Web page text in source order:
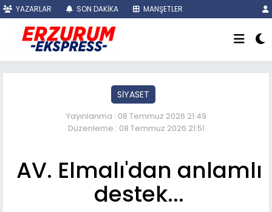
YAZARLAR SON DAKİKA MANŞETLER
SİYASET
Yayınlanma : 08 Temmuz 2026 21:49
Düzenleme : 08 Temmuz 2026 21:51
AV. Elmalı'dan anlamlı
destek...